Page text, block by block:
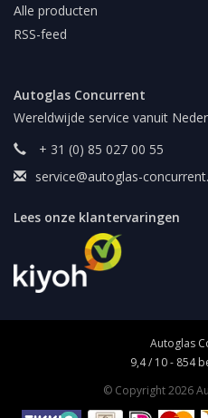
Alle producten
RSS-feed
Autoglas Concurrent
Wereldwijde service vanuit
+ 31 (0) 85 027 00 55
service@autoglas-
Lees onze klantervaringen
Autoglas
9,4/ 10- 854
© Copyright 2026